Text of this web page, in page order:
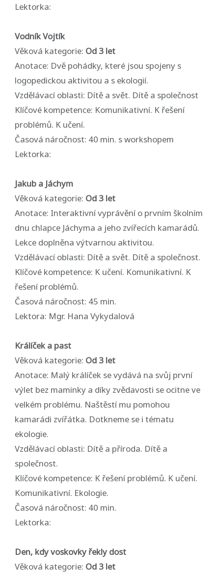
Lektorka:
Vodník Vojtík
Věková kategorie: Od 3 let
Anotace: Dvě pohádky, které jsou spojeny s
logopedickou aktivitou a s ekologií.
Vzdělávací oblasti: Dítě a svět. Dítě a společnost
Klíčové kompetence: Komunikativní. K řešení
problémů. K učení.
Časová náročnost: 40 min. s workshopem
Lektorka:
Jakub a Jáchym
Věková kategorie: Od 3 let
Anotace: Interaktivní vyprávění o prvním školním
dnu chlapce Jáchyma a jeho zvířecích kamarádů.
Lekce doplněna výtvarnou aktivitou.
Vzdělávací oblasti: Dítě a svět. Dítě a společnost.
Klíčové kompetence: K učení. Komunikativní. K
řešení problémů.
Časová náročnost: 45 min.
Lektora: Mgr. Hana Vykydalová
Králíček a past
Věková kategorie: Od 3 let
Anotace: Malý králíček se vydává na svůj první
výlet bez maminky a díky zvědavosti se ocitne ve
velkém problému. Naštěstí mu pomohou
kamarádi zvířátka. Dotkneme se i tématu
ekologie.
Vzdělávací oblasti: Dítě a příroda. Dítě a
společnost.
Klíčové kompetence: K řešení problémů. K učení.
Komunikativní. Ekologie.
Časová náročnost: 40 min.
Lektorka:
Den, kdy voskovky řekly dost
Věková kategorie: Od 3 let